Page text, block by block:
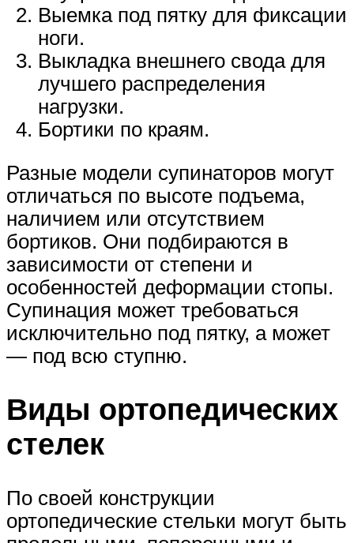
Выемка под пятку для фиксации
ноги.
Выкладка внешнего свода для
лучшего распределения
нагрузки.
Бортики по краям.
Разные модели супинаторов могут
отличаться по высоте подъема,
наличием или отсутствием
бортиков. Они подбираются в
зависимости от степени и
особенностей деформации стопы.
Супинация может требоваться
исключительно под пятку, а может
— под всю ступню.
Виды ортопедических
стелек
По своей конструкции
ортопедические стельки могут быть